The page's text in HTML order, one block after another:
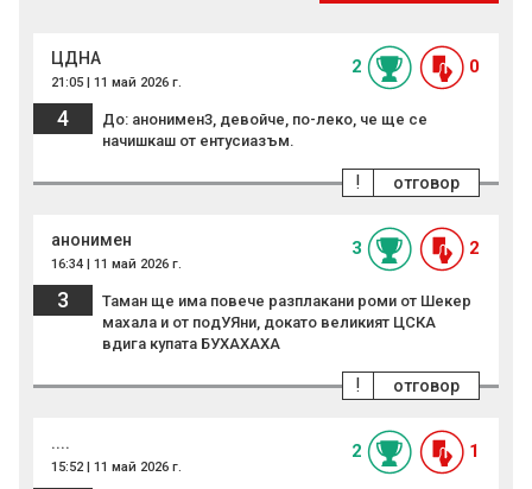
ЦДНА
21:05 | 11 май 2026 г.
2 0
4
До: анонимен3, девойче, по-леко, че ще се
начишкаш от ентусиазъм.
отговор
!
анонимен
16:34 | 11 май 2026 г.
3 2
3
Таман ще има повече разплакани роми от Шекер
махала и от подУЯни, докато великият ЦСКА
вдига купата БУХАХАХА
отговор
!
....
15:52 | 11 май 2026 г.
2 1